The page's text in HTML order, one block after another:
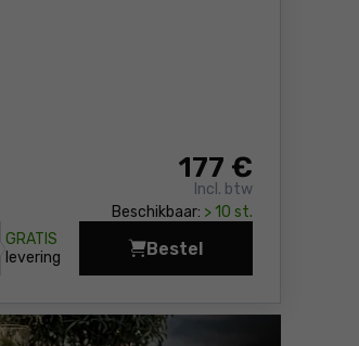
177 €
Incl. btw
Beschikbaar: > 10 st.
GRATIS
levering
Bestel
Snoeischaar - Accu